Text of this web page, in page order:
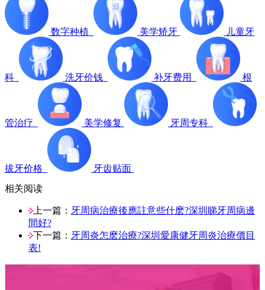
数字种植 美学矫牙 儿童牙
科 洗牙价钱 补牙费用 根
管治疗 美学修复 牙周专科
拔牙价格
牙齿贴面
相关阅读
上一篇： 牙周病治療後應註意些什麽?深圳睇牙周病邊
間好?
下一篇： 牙周炎怎麽治療?深圳愛康健牙周炎治療價目
表!